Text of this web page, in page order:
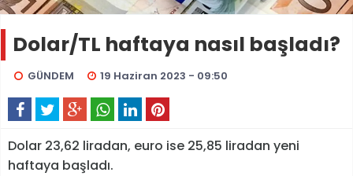
Dolar/TL haftaya nasıl başladı?
GÜNDEM 19 Haziran 2023 - 09:50
Dolar 23,62 liradan, euro ise 25,85 liradan yeni
haftaya başladı.